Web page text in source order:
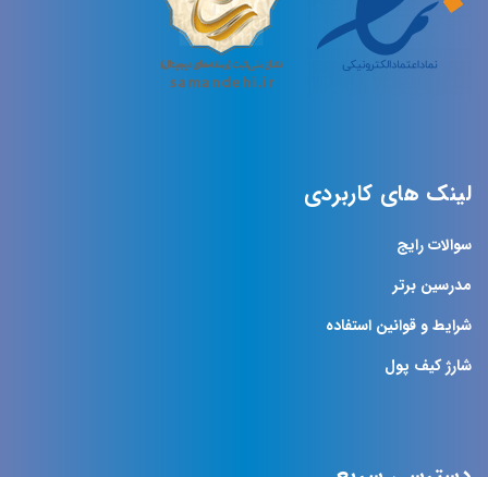
لینک های کاربردی
سوالات رایج
مدرسین برتر
شرایط و قوانین استفاده
شارژ کیف پول